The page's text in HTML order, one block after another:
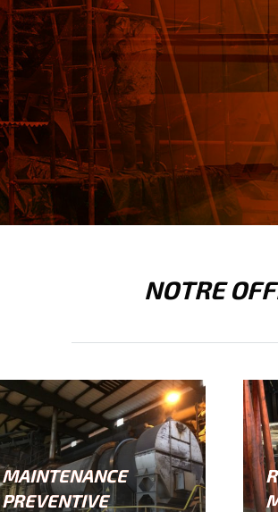
NOTRE
MAINTENANCE
PREVENTIVE